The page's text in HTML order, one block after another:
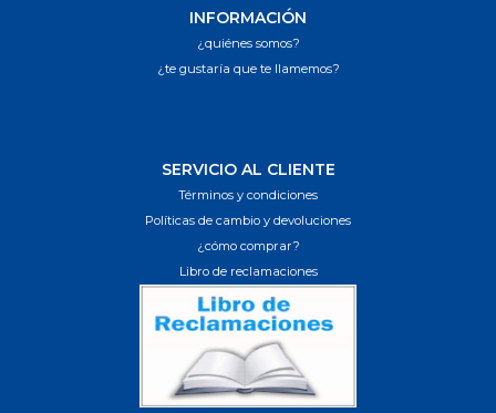
INFORMACIÓN
¿quiénes somos?
¿te gustaría que te llamemos?
SERVICIO AL CLIENTE
Términos y condiciones
Políticas de cambio y devoluciones
¿cómo comprar?
Libro de reclamaciones